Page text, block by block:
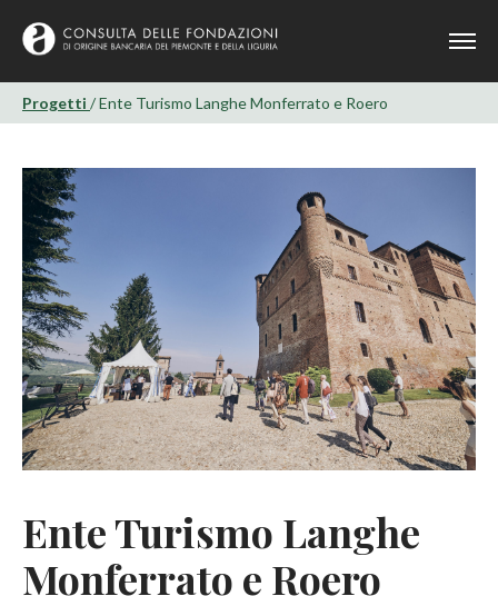
Progetti / Ente Turismo Langhe Monferrato e Roero
Ente Turismo Langhe
Monferrato e Roero